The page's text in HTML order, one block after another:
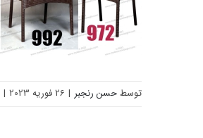
توسطحسن رنجبر | 26 فوریه 2023 |